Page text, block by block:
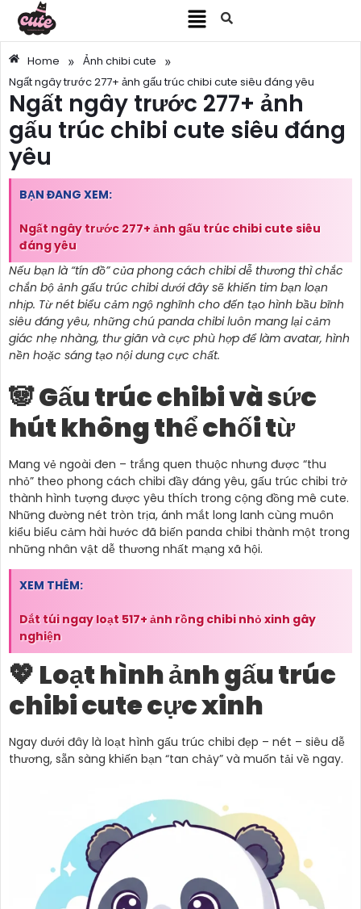
Home » Ảnh chibi cute »
Ngất ngây trước 277+ ảnh gấu trúc chibi cute siêu đáng yêu
Ngất ngây trước 277+ ảnh
gấu trúc chibi cute siêu đáng
yêu
BẠN ĐANG XEM:
Ngất ngây trước 277+ ảnh gấu trúc chibi cute siêu
đáng yêu
Nếu bạn là “tín đồ” của phong cách chibi dễ thương thì chắc
chắn bộ ảnh gấu trúc chibi dưới đây sẽ khiến tim bạn loạn
nhịp. Từ nét biểu cảm ngộ nghĩnh cho đến tạo hình bầu bĩnh
siêu đáng yêu, những chú panda chibi luôn mang lại cảm
giác nhẹ nhàng, thư giãn và cực phù hợp để làm avatar, hình
nền hoặc sáng tạo nội dung cực chất.
🐼 Gấu trúc chibi và sức
hút không thể chối từ
Mang vẻ ngoài đen – trắng quen thuộc nhưng được “thu
nhỏ” theo phong cách chibi đầy đáng yêu, gấu trúc chibi trở
thành hình tượng được yêu thích trong cộng đồng mê cute.
Những đường nét tròn trịa, ánh mắt long lanh cùng muôn
kiểu biểu cảm hài hước đã biến panda chibi thành một trong
những nhân vật dễ thương nhất mạng xã hội.
XEM THÊM:
Dắt túi ngay loạt 517+ ảnh rồng chibi nhỏ xinh gây
nghiện
💖 Loạt hình ảnh gấu trúc
chibi cute cực xinh
Ngay dưới đây là loạt hình gấu trúc chibi đẹp – nét – siêu dễ
thương, sẵn sàng khiến bạn “tan chảy” và muốn tải về ngay.